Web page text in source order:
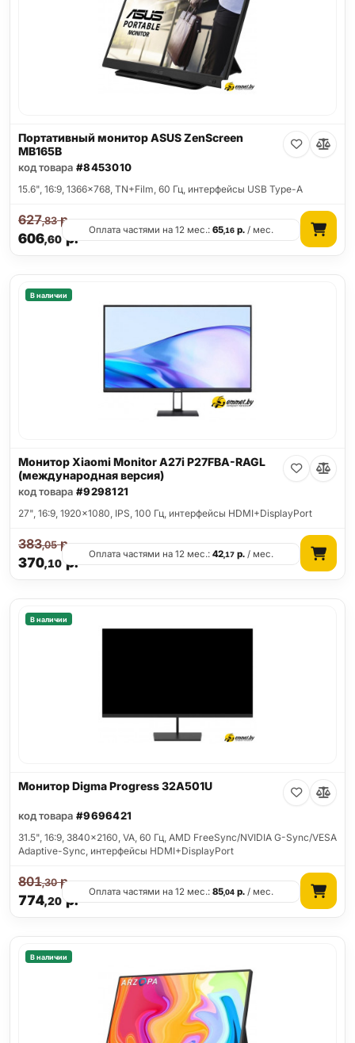
Портативный монитор ASUS ZenScreen
MB165B
код товара #8453010
15.6", 16:9, 1366x768, TN+Film, 60 Гц, интерфейсы USB Type-A
606,60р.
627,83р.
Оплата частями на 12 мес.:65,16 р. / мес.
В наличии
Монитор Xiaomi Monitor A27i P27FBA-RAGL
(международная версия)
код товара #9298121
27", 16:9, 1920x1080, IPS, 100 Гц, интерфейсы HDMI+DisplayPort
370,10р.
383,05р.
Оплата частями на 12 мес.:42,17 р. / мес.
В наличии
Монитор Digma Progress 32A501U
код товара #9696421
31.5", 16:9, 3840x2160, VA, 60 Гц, AMD FreeSync/NVIDIA G-Sync/VESA
Adaptive-Sync, интерфейсы HDMI+DisplayPort
774,20р.
801,30р.
Оплата частями на 12 мес.:85,04 р. / мес.
В наличии